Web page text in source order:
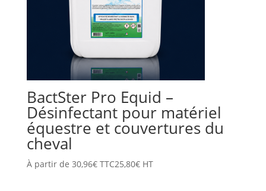
BactSter Pro Equid –
Désinfectant pour matériel
équestre et couvertures du
cheval
À partir de 30,96€TTC25,80€HT